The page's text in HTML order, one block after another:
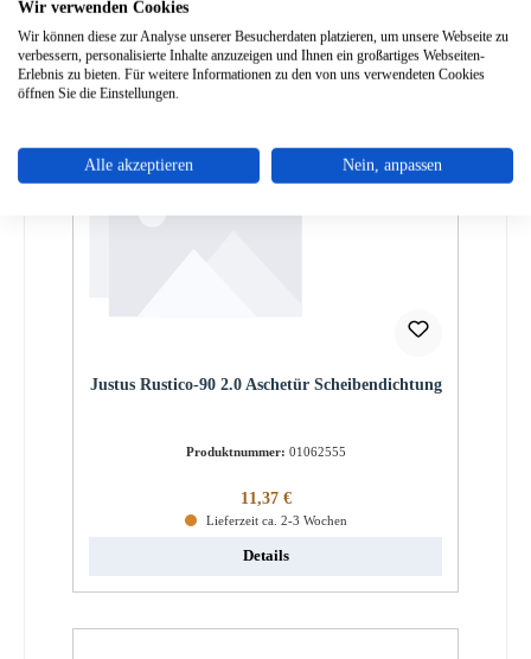
Details
Justus Rustico-90 2.0 Aschetür Scheibendichtung
Produktnummer: 01062555
Regulärer Preis:
11,37 €
Lieferzeit ca. 2-3 Wochen
Details
Wir verwenden Cookies
Wir können diese zur Analyse unserer Besucherdaten platzieren, um unsere Webseite zu
verbessern, personalisierte Inhalte anzuzeigen und Ihnen ein großartiges Webseiten-
Erlebnis zu bieten. Für weitere Informationen zu den von uns verwendeten Cookies
öffnen Sie die Einstellungen.
Alle akzeptieren Nein, anpassen